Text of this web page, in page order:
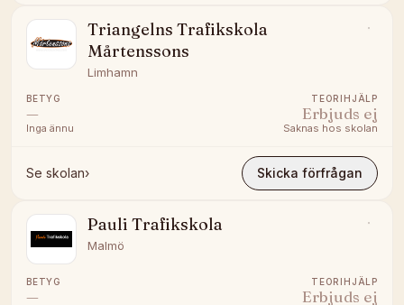
Triangelns Trafikskola
Mårtenssons
Limhamn
BETYG
—
Inga ännu
TEORIHJÄLP
Erbjuds ej
Saknas hos skolan
Se skolan› Skicka förfrågan
Pauli Trafikskola
Malmö
BETYG
—
TEORIHJÄLP
Erbjuds ej